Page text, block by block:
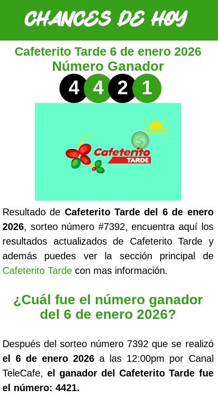
Cafeterito Tarde 6 de enero 2026
Número Ganador
4 4 2 1
Resultado de Cafeterito Tarde del 6 de enero
2026, sorteo número #7392, encuentra aquí los
resultados actualizados de Cafeterito Tarde y
además puedes ver la sección principal de
Cafeterito Tarde con mas información.
¿Cuál fue el número ganador
del 6 de enero 2026?
Después del sorteo número 7392 que se realizó
el 6 de enero 2026 a las 12:00pm por Canal
TeleCafe,el ganador del Cafeterito Tarde fue
el número: 4421.